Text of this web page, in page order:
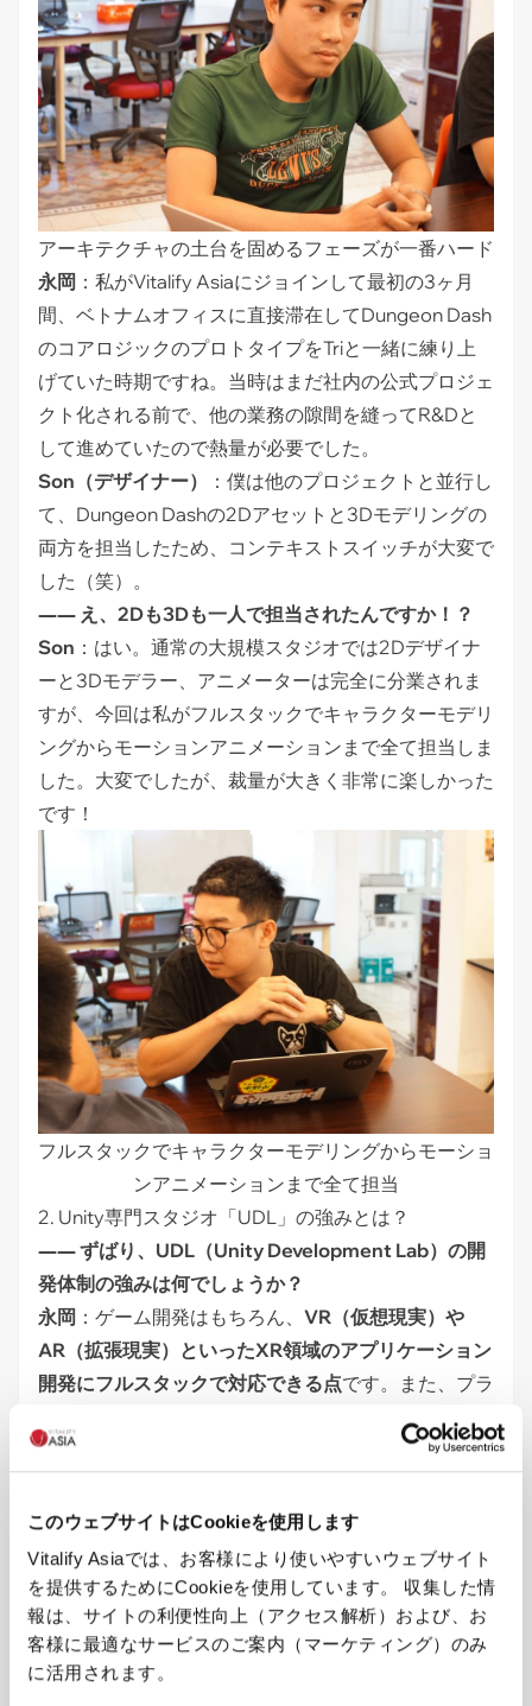
このウェブサイトはCookieを使用します
Vitalify Asiaでは、お客様により使いやすいウェブサイト
を提供するためにCookieを使用しています。 収集した情
報は、サイトの利便性向上（アクセス解析）および、お
客様に最適なサービスのご案内（マーケティング）のみ
に活用されます。
アーキテクチャの土台を固めるフェーズが一番ハード
永岡 ：私がVitalify Asiaにジョインして最初の3ヶ月
間、ベトナムオフィスに直接滞在してDungeon Dash
のコアロジックのプロトタイプをTriと一緒に練り上
げていた時期ですね。当時はまだ社内の公式プロジェ
クト化される前で、他の業務の隙間を縫ってR&Dと
して進めていたので熱量が必要でした。
Son（デザイナー）
：僕は他のプロジェクトと並行し
て、Dungeon Dashの2Dアセットと3Dモデリングの
両方を担当したため、コンテキストスイッチが大変で
した（笑）。
―― え、2Dも3Dも一人で担当されたんですか！？
Son ：はい。通常の大規模スタジオでは2Dデザイナ
ーと3Dモデラー、アニメーターは完全に分業されま
すが、今回は私がフルスタックでキャラクターモデリ
ングからモーションアニメーションまで全て担当しま
した。大変でしたが、裁量が大きく非常に楽しかった
です！
フルスタックでキャラクターモデリングからモーショ
ンアニメーションまで全て担当
2. Unity専門スタジオ「UDL」の強みとは？
―― ずばり、UDL（Unity Development Lab）の開
発体制の強みは何でしょうか？
永岡 ：ゲーム開発はもちろん、 VR（仮想現実）や
AR（拡張現実）といったXR領域のアプリケーション
開発にフルスタックで対応できる点です。また、プラ
ンナー、エンジニア、3Dデザイナーが1つの密結合な
アジャイルチームとして機能しているため、単なる
出しからUI/UXの提案、リリースまでを丸ごと任せら
れる点にあります。メンバーの自主性が高く、ラボ型
開発（準委任型）において圧倒的なパフォーマンスを
発揮します。
3. 次の挑戦：位置情報ゲームとXR（AR/VR）領域へ
の展開